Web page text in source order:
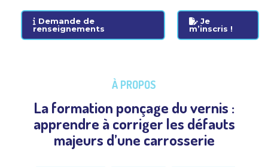
Demande de
renseignements
Je
m’inscris !
À PROPOS
La formation ponçage du vernis :
apprendre à corriger les défauts
majeurs d’une carrosserie